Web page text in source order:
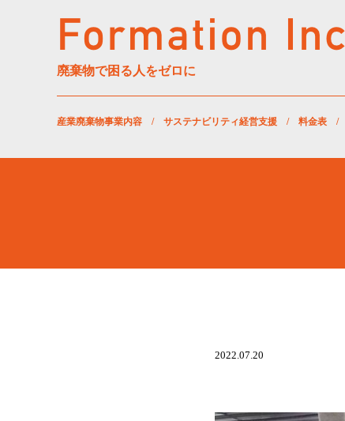
廃棄物で困る人をゼロに
産業廃棄物事業内容 / サステナビリティ経営支援 / 料金表 /
2022.07.20